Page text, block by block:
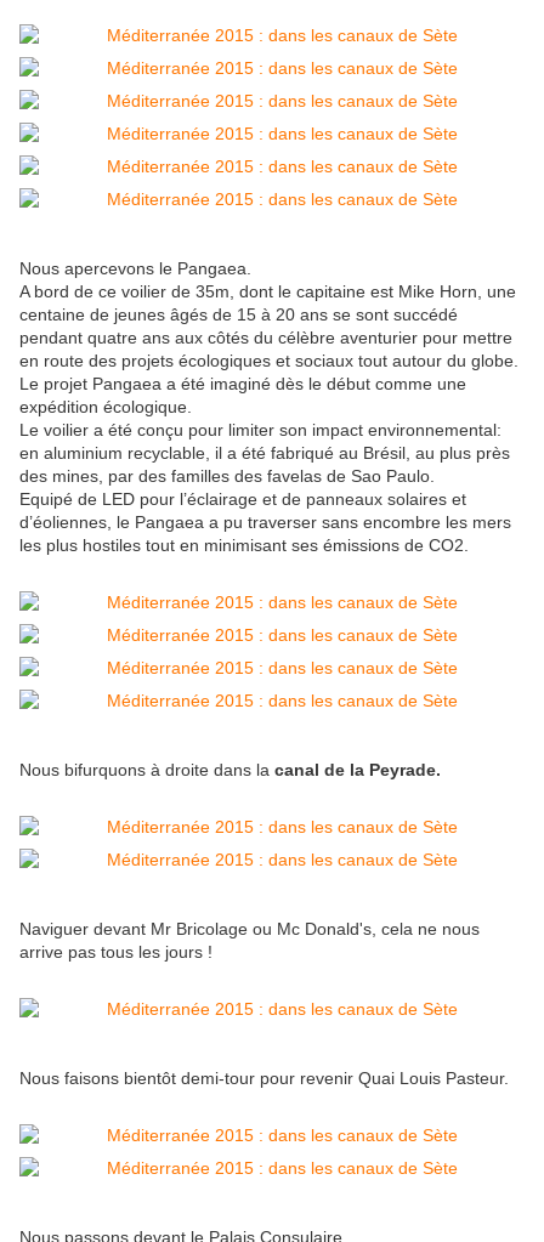
Nous apercevons le Pangaea.
A bord de ce voilier de 35m, dont le capitaine est Mike Horn, une
centaine de jeunes âgés de 15 à 20 ans se sont succédé
pendant quatre ans aux côtés du célèbre aventurier pour mettre
en route des projets écologiques et sociaux tout autour du globe.
Le projet Pangaea a été imaginé dès le début comme une
expédition écologique.
Le voilier a été conçu pour limiter son impact environnemental:
en aluminium recyclable, il a été fabriqué au Brésil, au plus près
des mines, par des familles des favelas de Sao Paulo.
Equipé de LED pour l’éclairage et de panneaux solaires et
d’éoliennes, le Pangaea a pu traverser sans encombre les mers
les plus hostiles tout en minimisant ses émissions de CO2.
Nous bifurquons à droite dans la canal de la Peyrade.
Naviguer devant Mr Bricolage ou Mc Donald's, cela ne nous
arrive pas tous les jours !
Nous faisons bientôt demi-tour pour revenir Quai Louis Pasteur.
Nous passons devant le Palais Consulaire.